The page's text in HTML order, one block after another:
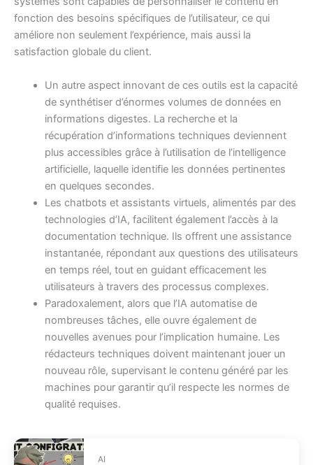
fonction des besoins spécifiques de l’utilisateur, ce qui
améliore non seulement l’expérience, mais aussi la
satisfaction globale du client.
Un autre aspect innovant de ces outils est la capacité
de synthétiser d’énormes volumes de données en
informations digestes. La recherche et la
récupération d’informations techniques deviennent
plus accessibles grâce à l’utilisation de l’intelligence
artificielle, laquelle identifie les données pertinentes
en quelques secondes.
Les chatbots et assistants virtuels, alimentés par des
technologies d’IA, facilitent également l’accès à la
documentation technique. Ils offrent une assistance
instantanée, répondant aux questions des utilisateurs
en temps réel, tout en guidant efficacement les
utilisateurs à travers des processus complexes.
Paradoxalement, alors que l’IA automatise de
nombreuses tâches, elle ouvre également de
nouvelles avenues pour l’implication humaine. Les
rédacteurs techniques doivent maintenant jouer un
nouveau rôle, supervisant le contenu généré par les
machines pour garantir qu’il respecte les normes de
qualité requises.
AI